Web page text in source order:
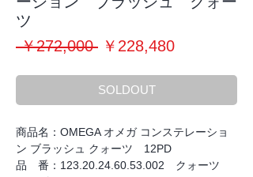
ツ
￥272,000 通
価
格
￥228,480セ
価
格
SOLDOUT
商品名：OMEGA オメガ コンステレーショ
ン ブラッシュ クォーツ 12PD
品 番：123.20.24.60.53.002 クォーツ